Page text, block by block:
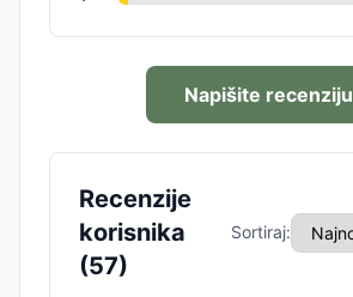
Napišite recenziju
Recenzije
korisnika
(57)
Sortiraj: